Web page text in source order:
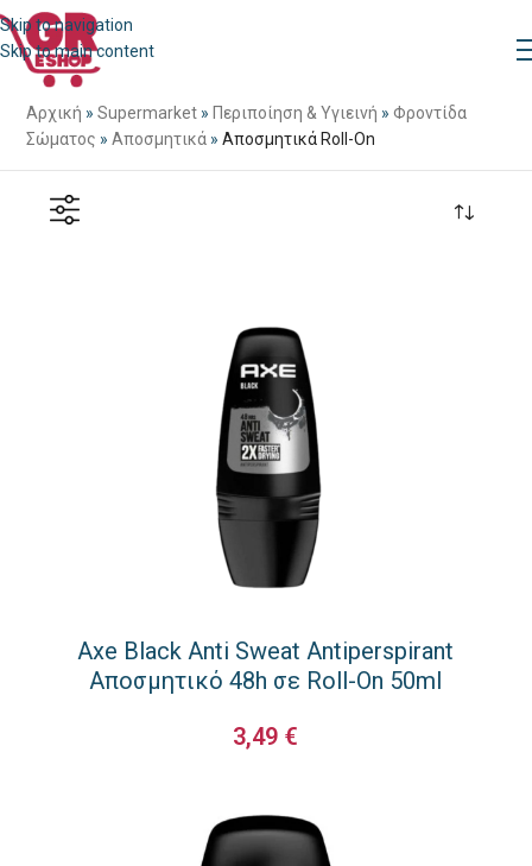
Skip to navigation
Skip to main content
Αρχική »Supermarket » Περιποίηση & Υγιεινή »Φροντίδα
Σώματος »Αποσμητικά »Αποσμητικά Roll-On
Axe Black Anti Sweat Antiperspirant
Αποσμητικό 48h σε Roll-On 50ml
3,49 €